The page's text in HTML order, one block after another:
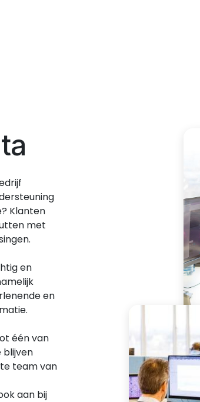
Klanten
met
en
en
één van
blijven
team van
aan bij